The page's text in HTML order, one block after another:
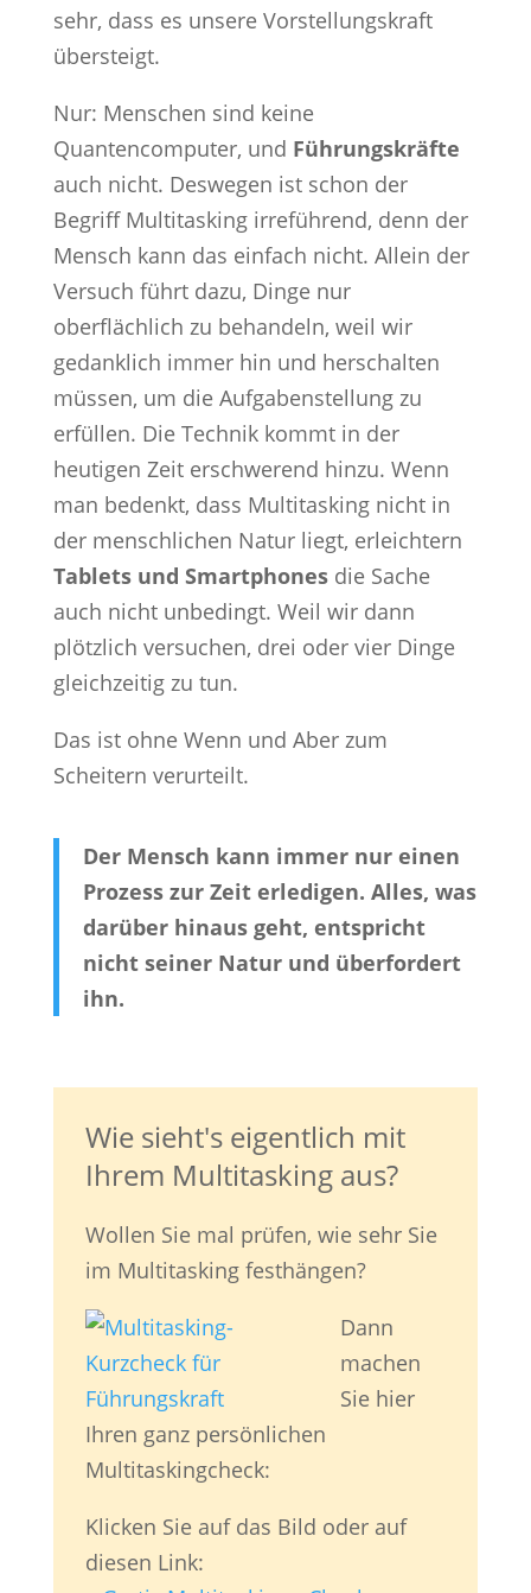
sehr, dass es unsere Vorstellungskraft
übersteigt.
Nur: Menschen sind keine
Quantencomputer, und Führungskräfte
auch nicht. Deswegen ist schon der
Begriff Multitasking irreführend, denn der
Mensch kann das einfach nicht. Allein der
Versuch führt dazu, Dinge nur
oberflächlich zu behandeln, weil wir
gedanklich immer hin und herschalten
müssen, um die Aufgabenstellung zu
erfüllen. Die Technik kommt in der
heutigen Zeit erschwerend hinzu. Wenn
man bedenkt, dass Multitasking nicht in
der menschlichen Natur liegt, erleichtern
Tablets und Smartphonesdie Sache
auch nicht unbedingt. Weil wir dann
plötzlich versuchen, drei oder vier Dinge
gleichzeitig zu tun.
Das ist ohne Wenn und Aber zum
Scheitern verurteilt.
Der Mensch kann immer nur einen
Prozess zur Zeit erledigen. Alles, was
darüber hinaus geht, entspricht
nicht seiner Natur und überfordert
ihn.
Wie sieht's eigentlich mit
Ihrem Multitasking aus?
Wollen Sie mal prüfen, wie sehr Sie
im Multitasking festhängen?
Dann
machen
Sie hier
Ihren ganz persönlichen
Multitaskingcheck:
Klicken Sie auf das Bild oder auf
diesen Link: